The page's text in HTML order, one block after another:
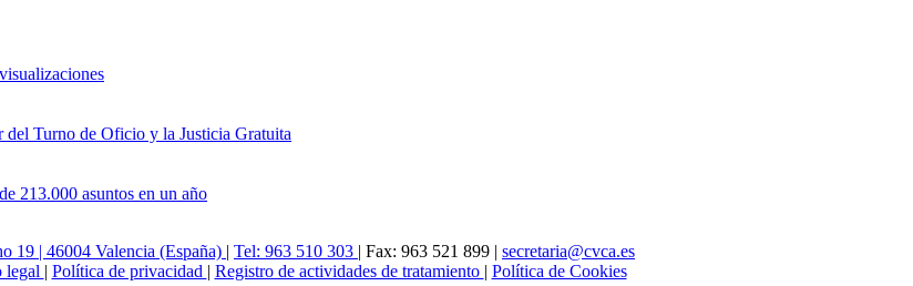
Turno de Oficio y la Justicia Gratuita
213.000 asuntos en un año
19 | 46004 Valencia (España) | Tel: 963 510 303 | Fax: 963 521 899 | secretaria@cvca.es
legal | Política de privacidad | Registro de actividades de tratamiento | Política de Cookies